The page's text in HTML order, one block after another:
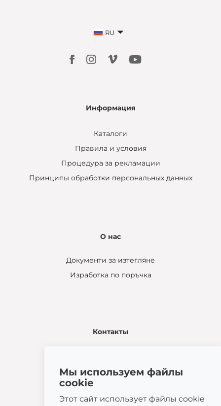
RU
Информация
Каталоги
Правила и условия
Процедура за рекламации
Принципы обработки персональных данных
О нас
Документи за изтегляне
Изработка по поръчка
Контакты
(+420) 544 224 338
info@bemeta.cz
Мы используем файлы
cookie
Этот сайт использует файлы cookie